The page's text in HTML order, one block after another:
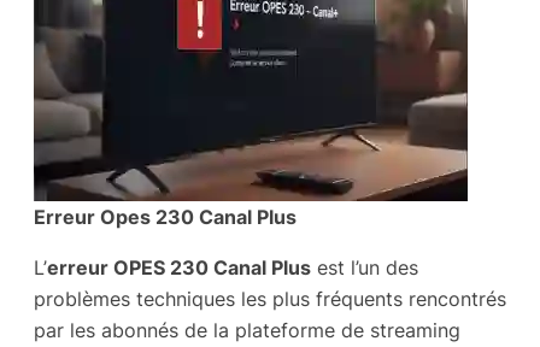
Erreur Opes 230 Canal Plus
L’erreur OPES 230 Canal Plus est l’un des
problèmes techniques les plus fréquents rencontrés
par les abonnés de la plateforme de streaming